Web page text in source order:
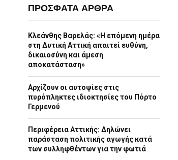
ΠΡΟΣΦΑΤΑ ΑΡΘΡΑ
Κλεάνθης Βαρελάς: «Η επόμενη ημέρα
στη Δυτική Αττική απαιτεί ευθύνη,
δικαιοσύνη και άμεση
αποκατάσταση»
Αρχίζουν οι αυτοψίες στις
πυρόπληκτες ιδιοκτησίες του Πόρτο
Γερμενού
Περιφέρεια Αττικής: Δηλώνει
παράσταση πολιτικής αγωγής κατά
των συλληφθέντων για την φωτιά